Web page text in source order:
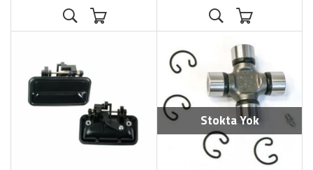
Stokta Yok